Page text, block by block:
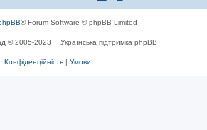
® Forum Software © phpBB Limited
© 2005-2023 Українська підтримка phpBB
Конфіденційність | Умови